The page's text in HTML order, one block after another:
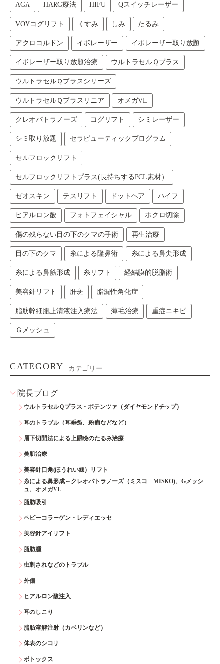
AGA HARG療法 HIFU Qスイッチレーザー
VOVコグリフト くすみ しみ たるみ
アクロコルドン イボレーザー イボレーザー取り放題
イボレーザー取り放題治療 ウルトラセルＱプラス
ウルトラセルＱプラスシリーズ
ウルトラセルＱプラスリニア オメガVL
クレオパトラノーズ コグリフト シミレーザー
シミ取り放題 セラピューティックプログラム
セルフロックリフト
セルフロックリフトプラス(長持ちするPCL素材）
ゼオスキン テスリフト ドットヘア ハイフ
ヒアルロン酸 フォトフェイシャル ホクロ切除
傷の残らない目の下のクマの手術 再生治療
目の下のクマ 糸による隆鼻術 糸による鼻尖形成
糸による鼻筋形成 糸リフト 経結膜的脱脂術
美容針リフト 肝斑 脂漏性角化症
脂肪幹細胞上清液注入療法 薄毛治療 重症ニキビ
Ｇメッシュ
CATEGORY カテゴリー
院長ブログ
ウルトラセルＱプラス・ポテンツァ（ダイヤモンドチップ）
耳のトラブル（耳垂裂、粉瘤などなど）
眉下切開法による上眼瞼のたるみ治療
美肌治療
美容針口角(ほうれい線）リフト
糸による鼻形成～クレオパトラノーズ（ミスコ MISKO)、Gメッシ
ュ、オメガVL
脂肪吸引
ベビーコラーゲン・レディエッセ
美容針アイリフト
脂肪腫
虫刺されなどのトラブル
外傷
ヒアルロン酸注入
耳のしこり
脂肪溶解注射（カベリンなど）
体表のシコリ
ボトックス